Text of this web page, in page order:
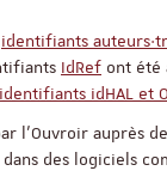
identifiants
IdRef ont été
idHAL et
l’Ouvroir auprès
des logiciels